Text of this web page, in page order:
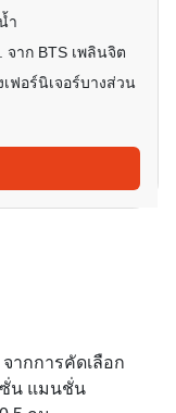
ำ
จาก BTS เพลินจิต
เฟอร์นิเจอร์บางส่วน
ากการคัดเลือก
ซั่น แมนชั่น